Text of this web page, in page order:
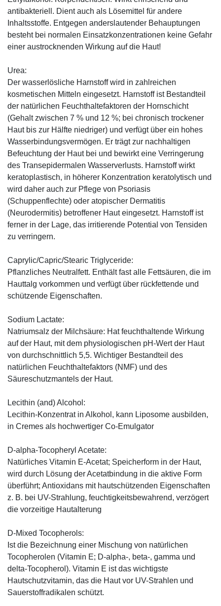
antibakteriell. Dient auch als Lösemittel für andere
Inhaltsstoffe. Entgegen anderslautender Behauptungen
besteht bei normalen Einsatzkonzentrationen keine Gefahr
einer austrocknenden Wirkung auf die Haut!
Urea:
Der wasserlösliche Harnstoff wird in zahlreichen
kosmetischen Mitteln eingesetzt. Harnstoff ist Bestandteil
der natürlichen Feuchthaltefaktoren der Hornschicht
(Gehalt zwischen 7 % und 12 %; bei chronisch trockener
Haut bis zur Hälfte niedriger) und verfügt über ein hohes
Wasserbindungsvermögen. Er trägt zur nachhaltigen
Befeuchtung der Haut bei und bewirkt eine Verringerung
des Transepidermalen Wasserverlusts. Harnstoff wirkt
keratoplastisch, in höherer Konzentration keratolytisch und
wird daher auch zur Pflege von Psoriasis
(Schuppenflechte) oder atopischer Dermatitis
(Neurodermitis) betroffener Haut eingesetzt. Harnstoff ist
ferner in der Lage, das irritierende Potential von Tensiden
zu verringern.
Caprylic/Capric/Stearic Triglyceride:
Pflanzliches Neutralfett. Enthält fast alle Fettsäuren, die im
Hauttalg vorkommen und verfügt über rückfettende und
schützende Eigenschaften.
Sodium Lactate:
Natriumsalz der Milchsäure: Hat feuchthaltende Wirkung
auf der Haut, mit dem physiologischen pH-Wert der Haut
von durchschnittlich 5,5. Wichtiger Bestandteil des
natürlichen Feuchthaltefaktors (NMF) und des
Säureschutzmantels der Haut.
Lecithin (and) Alcohol:
Lecithin-Konzentrat in Alkohol, kann Liposome ausbilden,
in Cremes als hochwertiger Co-Emulgator
D-alpha-Tocopheryl Acetate:
Natürliches Vitamin E-Acetat; Speicherform in der Haut,
wird durch Lösung der Acetatbindung in die aktive Form
überführt; Antioxidans mit hautschützenden Eigenschaften
z. B. bei UV-Strahlung, feuchtigkeitsbewahrend, verzögert
die vorzeitige Hautalterung
D-Mixed Tocopherols:
Ist die Bezeichnung einer Mischung von natürlichen
Tocopherolen (Vitamin E; D-alpha-, beta-, gamma und
delta-Tocopherol). Vitamin E ist das wichtigste
Hautschutzvitamin, das die Haut vor UV-Strahlen und
Sauerstoffradikalen schützt.